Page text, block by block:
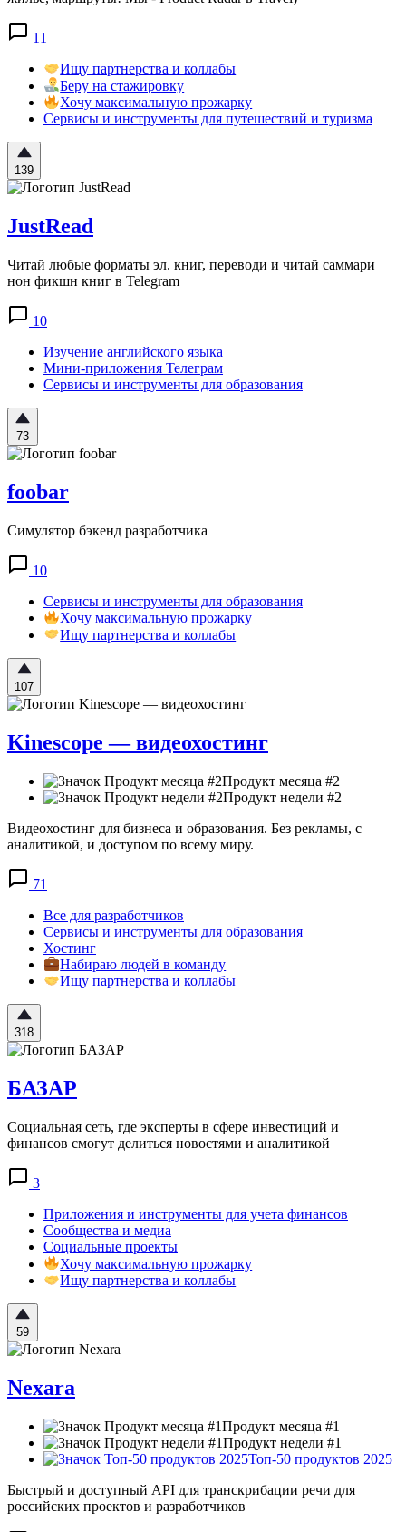
11
Ищу партнерства и коллабы
Беру на стажировку
Хочу максимальную прожарку
Сервисы и инструменты для путешествий и туризма
139
JustRead
Читай любые форматы эл. книг, переводи и читай саммари
нон фикшн книг в Telegram
10
Изучение английского языка
Мини-приложения Телеграм
Сервисы и инструменты для образования
73
foobar
Симулятор бэкенд разработчика
10
Сервисы и инструменты для образования
Хочу максимальную прожарку
Ищу партнерства и коллабы
107
Kinescope — видеохостинг
Продукт месяца #2
Продукт недели #2
Видеохостинг для бизнеса и образования. Без рекламы, с
аналитикой, и доступом по всему миру.
71
Все для разработчиков
Сервисы и инструменты для образования
Хостинг
Набираю людей в команду
Ищу партнерства и коллабы
318
БАЗАР
Социальная сеть, где эксперты в сфере инвестиций и
финансов смогут делиться новостями и аналитикой
3
Приложения и инструменты для учета финансов
Сообщества и медиа
Социальные проекты
Хочу максимальную прожарку
Ищу партнерства и коллабы
59
Nexara
Продукт месяца #1
Продукт недели #1
Топ-50 продуктов 2025
Быстрый и доступный API для транскрибации речи для
российских проектов и разработчиков